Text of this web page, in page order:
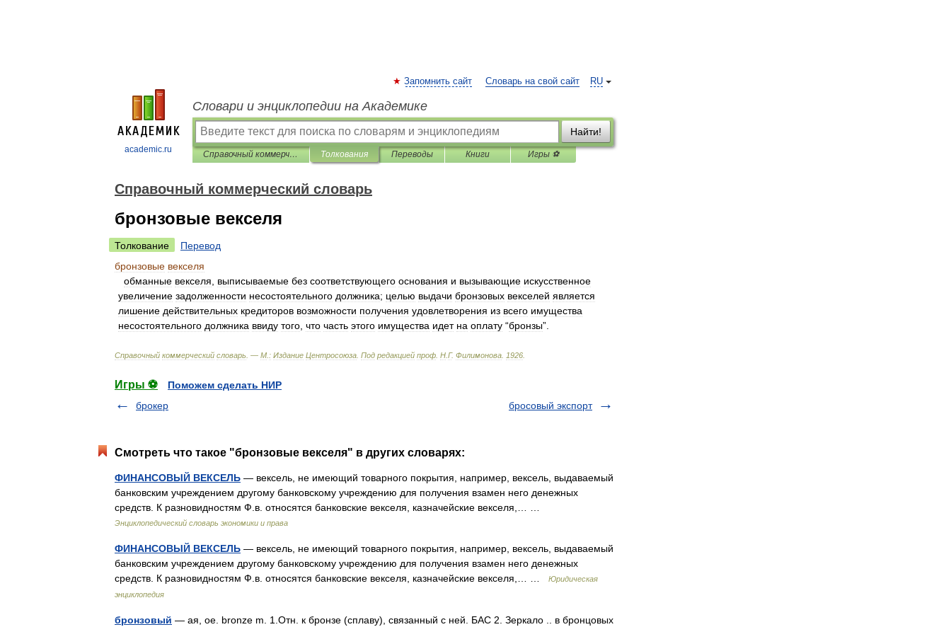
academic.ru
RU
Запомнить сайт Словарь на свой сайт
Словари и энциклопедии на Академике
Найти!
Справочный коммерческий словарь Толкования Переводы Книги Игры ⚽
Справочный коммерческий словарь
бронзовые векселя
Толкование
Перевод
бронзовые векселя
обманные векселя выписываемые без соответствующего основания и вызывающие искусственное
увеличение задолженности несостоятельного должника; целью выдачи бронзовых векселей является
лишение действительных кредиторов возможности получения удовлетворения из всего имущества
несостоятельного должника ввиду того что часть этого имущества идет на оплату “бронзы”.
Справочный коммерческий словарь . — М : Издание Центросоюза Под редакцией проф Н Г. Филимонова 1926
Игры ⚽
Поможем сделать НИР
брокер
бросовый экспорт
Смотреть что такое "бронзовые векселя" в других словарях:
ФИНАНСОВЫЙ ВЕКСЕЛЬ — вексель, не имеющий товарного покрытия, например, вексель, выдаваемый
банковским учреждением другому банковскому учреждению для получения взамен него денежных
средств. К разновидностям Ф.в. относятся банковские векселя, казначейские векселя,… …
Энциклопедический словарь экономики и права
ФИНАНСОВЫЙ ВЕКСЕЛЬ — вексель, не имеющий товарного покрытия, например, вексель, выдаваемый
банковским учреждением другому банковскому учреждению для получения взамен него денежных
средств. К разновидностям Ф.в. относятся банковские векселя, казначейские векселя,… …
Юридическая
энциклопедия
бронзовый — ая, ое. bronze m. 1.Отн. к бронзе (сплаву), связанный с ней. БАС 2. Зеркало .. в бронцовых